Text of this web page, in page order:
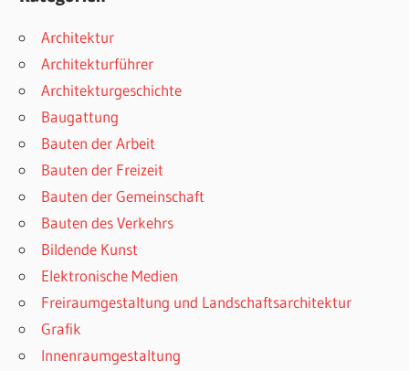
Architektur
Architekturführer
Architekturgeschichte
Baugattung
Bauten der Arbeit
Bauten der Freizeit
Bauten der Gemeinschaft
Bauten des Verkehrs
Bildende Kunst
Elektronische Medien
Freiraumgestaltung und Landschaftsarchitektur
Grafik
Innenraumgestaltung